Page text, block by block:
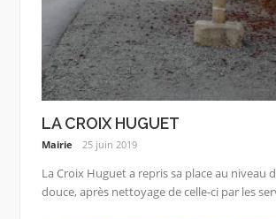
LA CROIX HUGUET
Mairie 25 juin 2019
La Croix Huguet a repris sa place au niveau
douce, après nettoyage de celle-ci par les